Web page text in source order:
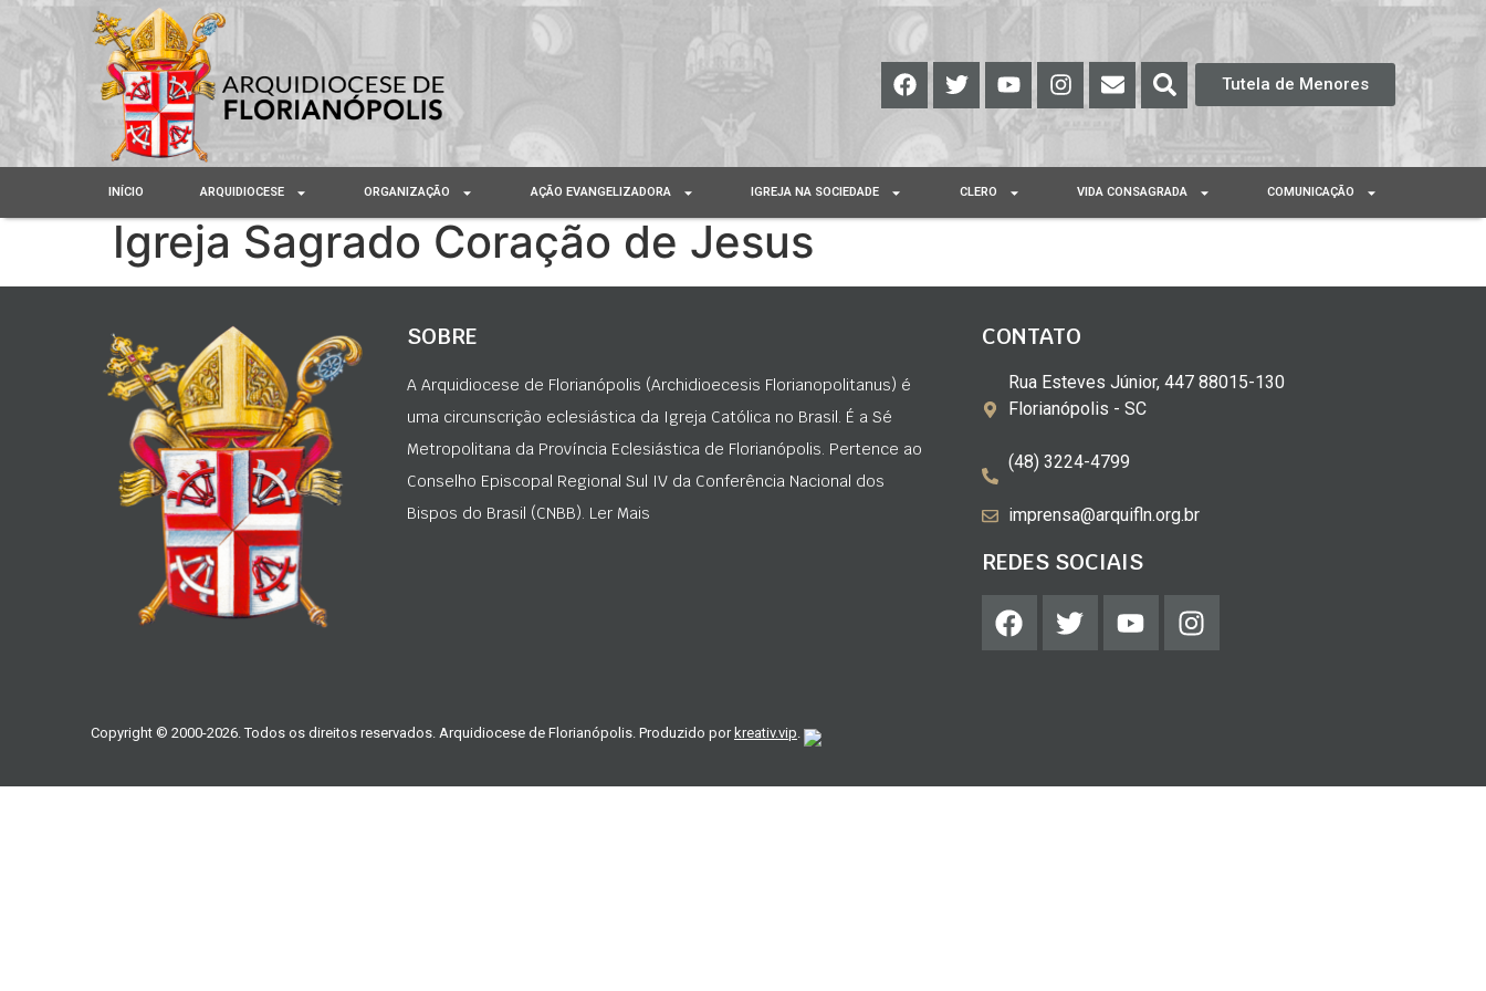
Tutela de Menores
INÍCIO ARQUIDIOCESE ORGANIZAÇÃO AÇÃO EVANGELIZADORA IGREJA NA SOCIEDADE CLERO VIDA CONSAGRADA COMUNICAÇÃO
Igreja Sagrado Coração de Jesus
SOBRE
A Arquidiocese de Florianópolis (Archidioecesis Florianopolitanus) é
uma circunscrição eclesiástica da Igreja Católica no Brasil. É a Sé
Metropolitana da Província Eclesiástica de Florianópolis. Pertence ao
Conselho Episcopal Regional Sul IV da Conferência Nacional dos
Bispos do Brasil (CNBB). Ler Mais
CONTATO
Rua Esteves Júnior, 447 88015-130
Florianópolis - SC
(48) 3224-4799
imprensa@arquifln.org.br
REDES SOCIAIS
Copyright © 2000-2026. Todos os direitos reservados. Arquidiocese de Florianópolis. Produzido por kreativ.vip.